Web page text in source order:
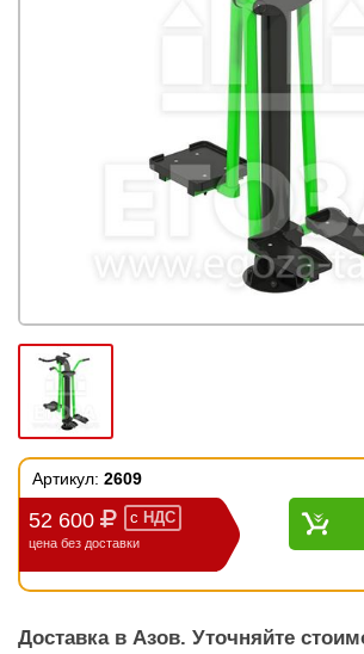
Артикул: 2609
52 600 с НДС
цена без доставки
Доставка в Азов. Уточняйте